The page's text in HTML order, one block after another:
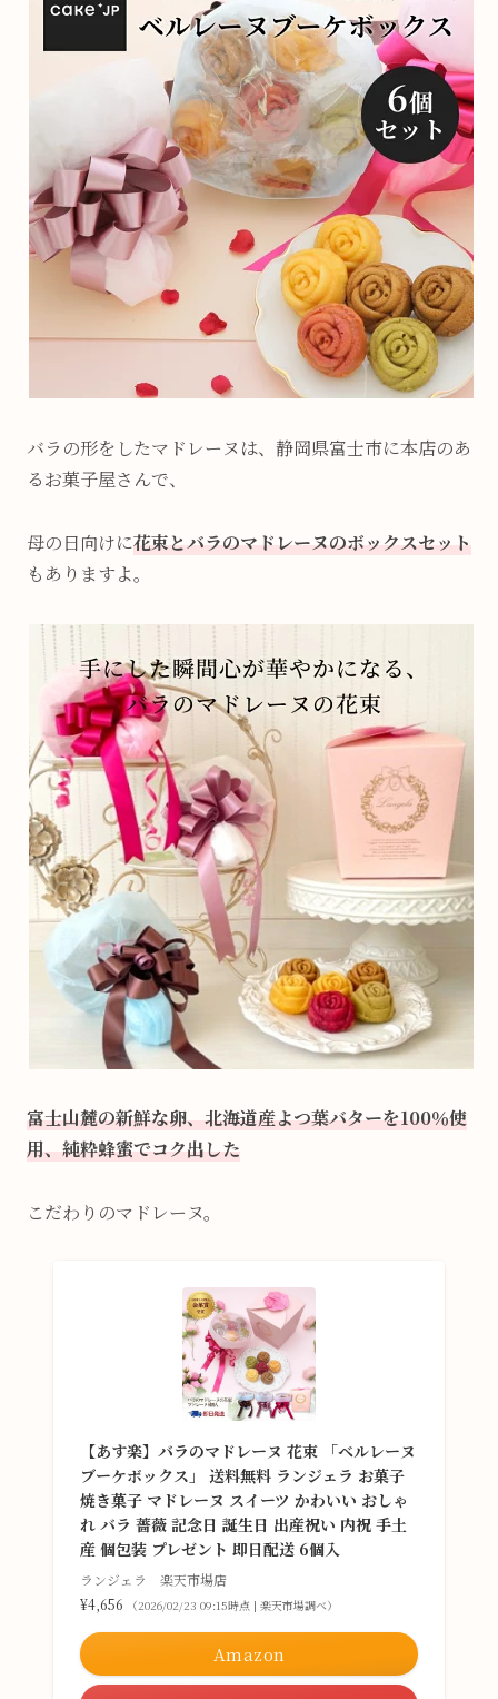
バラの形をしたマドレーヌは、静岡県富士市に本店のあ
るお菓子屋さんで、
母の日向けに花束とバラのマドレーヌのボックスセット
もありますよ。
富士山麓の新鮮な卵、北海道産よつ葉バターを100％使
用、純粋蜂蜜でコク出した
こだわりのマドレーヌ。
【あす楽】バラのマドレーヌ 花束 「ベルレーヌ
ブーケボックス」 送料無料 ランジェラ お菓子
焼き菓子 マドレーヌ スイーツ かわいい おしゃ
れ バラ 薔薇 記念日 誕生日 出産祝い 内祝 手土
産 個包装 プレゼント 即日配送 6個入
ランジェラ 楽天市場店
¥4,656
（2026/02/23 09:15時点 | 楽天市場調べ）
Amazon